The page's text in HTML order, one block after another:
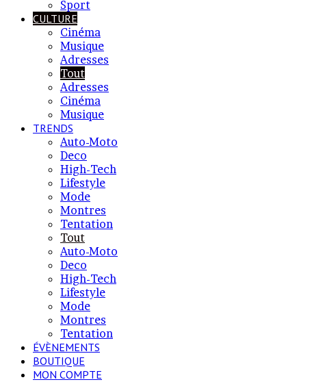
Sport
CULTURE
Cinéma
Musique
Adresses
Tout
Adresses
Cinéma
Musique
TRENDS
Auto-Moto
Deco
High-Tech
Lifestyle
Mode
Montres
Tentation
Tout
Auto-Moto
Deco
High-Tech
Lifestyle
Mode
Montres
Tentation
ÉVÈNEMENTS
BOUTIQUE
MON COMPTE